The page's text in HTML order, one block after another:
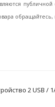
обращайтесь,
2 USB /